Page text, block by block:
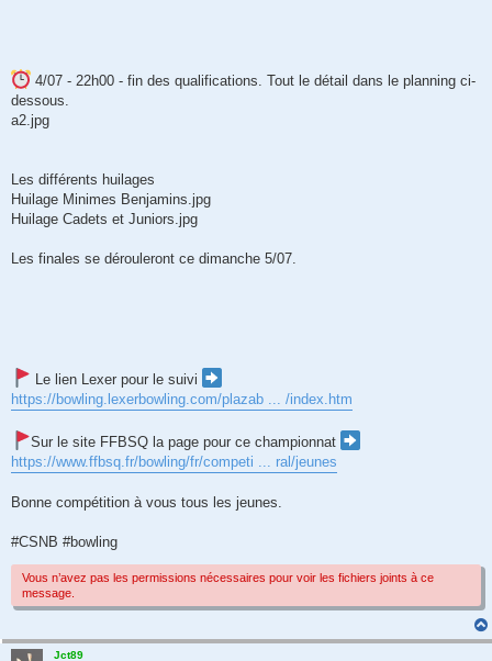
4/07 - 22h00 - fin des qualifications. Tout le détail dans le planning ci-
dessous.
a2.jpg
Les différents huilages
Huilage Minimes Benjamins.jpg
Huilage Cadets et Juniors.jpg
Les finales se dérouleront ce dimanche 5/07.
Le lien Lexer pour le suivi
https://bowling.lexerbowling.com/plazab ... /index.htm
Sur le site FFBSQ la page pour ce championnat
https://www.ffbsq.fr/bowling/fr/competi ... ral/jeunes
Bonne compétition à vous tous les jeunes.
#CSNB #bowling
Vous n’avez pas les permissions nécessaires pour voir les fichiers joints à ce
message.
Jct89